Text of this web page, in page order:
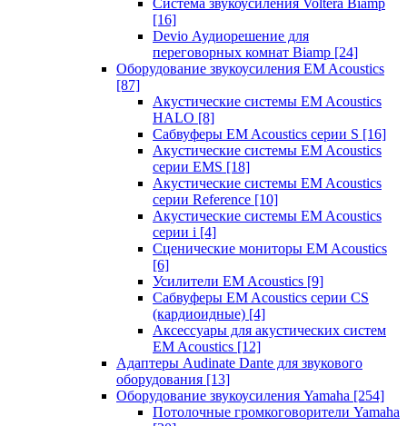
Система звукоусиления Voltera Biamp
[16]
Devio Аудиорешение для
переговорных комнат Biamp [24]
Оборудование звукоусиления EM Acoustics
[87]
Акустические системы EM Acoustics
HALO [8]
Сабвуферы EM Acoustics серии S [16]
Акустические системы EM Acoustics
серии EMS [18]
Акустические системы EM Acoustics
серии Reference [10]
Акустические системы EM Acoustics
серии i [4]
Сценические мониторы EM Acoustics
[6]
Усилители EM Acoustics [9]
Сабвуферы EM Acoustics серии CS
(кардиоидные) [4]
Аксессуары для акустических систем
EM Acoustics [12]
Адаптеры Audinate Dante для звукового
оборудования [13]
Оборудование звукоусиления Yamaha [254]
Потолочные громкоговорители Yamaha